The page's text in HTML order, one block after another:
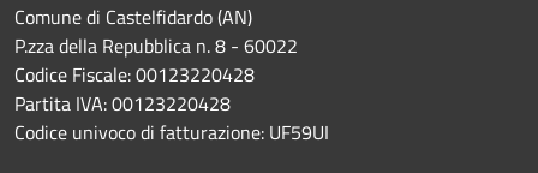
Comune di Castelfidardo (AN)
P.zza della Repubblica n. 8 - 60022
Codice Fiscale: 00123220428
Partita IVA: 00123220428
Codice univoco di fatturazione: UF59UI